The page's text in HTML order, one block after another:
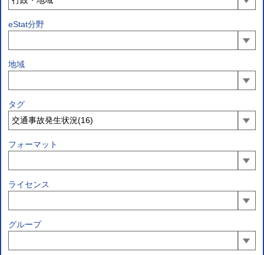
eStat分野
地域
タグ
フォーマット
ライセンス
グループ